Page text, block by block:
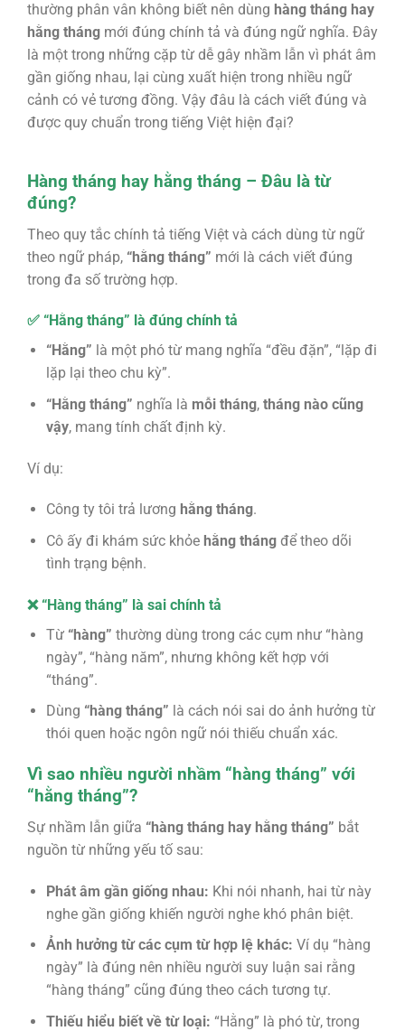
thường phân vân không biết nên dùng hàng tháng hay
hằng thángmới đúng chính tả và đúng ngữ nghĩa. Đây
là một trong những cặp từ dễ gây nhầm lẫn vì phát âm
gần giống nhau, lại cùng xuất hiện trong nhiều ngữ
cảnh có vẻ tương đồng. Vậy đâu là cách viết đúng và
được quy chuẩn trong tiếng Việt hiện đại?
Hàng tháng hay hằng tháng – Đâu là từ
đúng?
Theo quy tắc chính tả tiếng Việt và cách dùng từ ngữ
theo ngữ pháp, “hằng tháng” mới là cách viết đúng
trong đa số trường hợp.
✅ “Hằng tháng” là đúng chính tả
“Hằng” là một phó từ mang nghĩa “đều đặn”, “lặp đi
lặp lại theo chu kỳ”.
“Hằng tháng” nghĩa là mỗi tháng, tháng nào cũng
vậy, mang tính chất định kỳ.
Ví dụ:
Công ty tôi trả lương hằng tháng.
Cô ấy đi khám sức khỏe hằng thángđể theo dõi
tình trạng bệnh.
❌ “Hàng tháng” là sai chính tả
Từ “hàng” thường dùng trong các cụm như “hàng
ngày”, “hàng năm”, nhưng không kết hợp với
“tháng”.
Dùng “hàng tháng” là cách nói sai do ảnh hưởng từ
thói quen hoặc ngôn ngữ nói thiếu chuẩn xác.
Vì sao nhiều người nhầm “hàng tháng” với
“hằng tháng”?
Sự nhầm lẫn giữa “hàng tháng hay hằng tháng” bắt
nguồn từ những yếu tố sau:
Phát âm gần giống nhau: Khi nói nhanh, hai từ này
nghe gần giống khiến người nghe khó phân biệt.
Ảnh hưởng từ các cụm từ hợp lệ khác: Ví dụ “hàng
ngày” là đúng nên nhiều người suy luận sai rằng
“hàng tháng” cũng đúng theo cách tương tự.
Thiếu hiểu biết về từ loại: “Hằng” là phó từ, trong